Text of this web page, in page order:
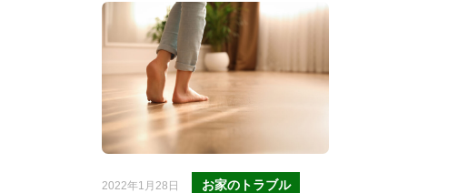
2022年1月28日 お家のトラブル